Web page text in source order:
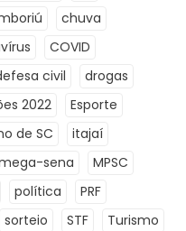
chuva
COVID
civil
drogas
2022
Esporte
de SC
itajaí
sena
MPSC
política
PRF
sorteio STF
Turismo